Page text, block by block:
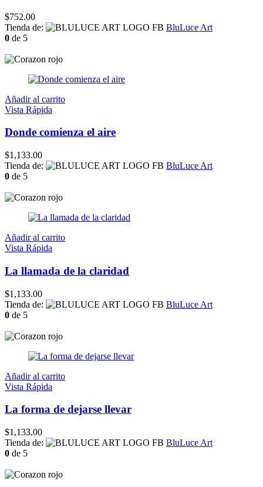
$752.00
Tienda de:
BluLuce Art
0 de 5
Añadir al carrito
Vista Rápida
Donde comienza el aire
$1,133.00
Tienda de:
BluLuce Art
0 de 5
Añadir al carrito
Vista Rápida
La llamada de la claridad
$1,133.00
Tienda de:
BluLuce Art
0 de 5
Añadir al carrito
Vista Rápida
La forma de dejarse llevar
$1,133.00
Tienda de:
BluLuce Art
0 de 5